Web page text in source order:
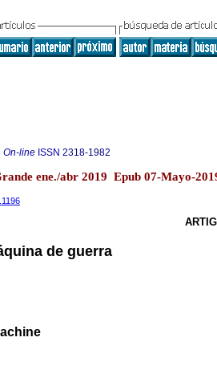
On-line ISSN 2318-1982
ene./abr 2019 Epub 07-Mayo-
de guerra